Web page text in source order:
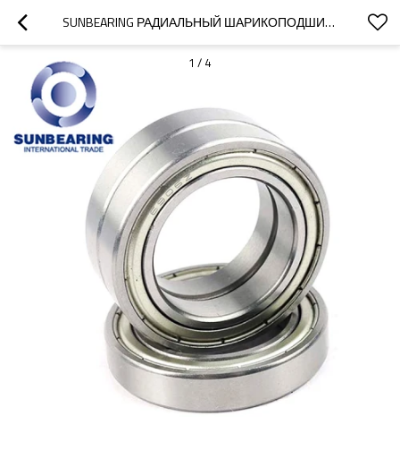
SUNBEARING РАДИАЛЬНЫЙ ШАРИКОПОДШИПНИК 6906 СЕРЕБРО 30 * 47 * 9 ММ ХРОМИРОВАННАЯ СТАЛЬ GCR15
1 / 4